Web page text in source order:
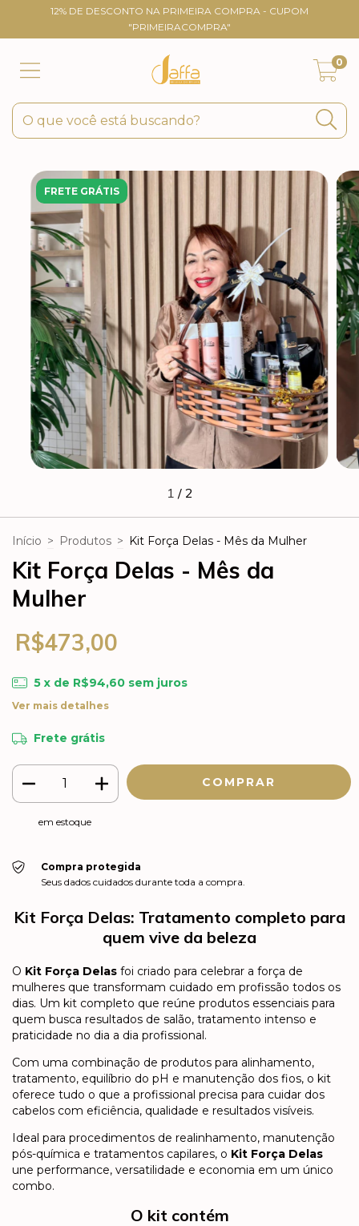
12% DE DESCONTO NA PRIMEIRA COMPRA - CUPOM
"PRIMEIRACOMPRA"
0
FRETE GRÁTIS
1 / 2
Início > Produtos > Kit Força Delas - Mês da Mulher
Kit Força Delas - Mês da
Mulher
R$473,00
5 x de R$94,60 sem juros
Ver mais detalhes
Frete grátis
em estoque
Compra protegida
Seus dados cuidados durante toda a compra.
Kit Força Delas: Tratamento completo para
quem vive da beleza
O Kit Força Delas foi criado para celebrar a força de
mulheres que transformam cuidado em profissão todos os
dias. Um kit completo que reúne produtos essenciais para
quem busca resultados de salão, tratamento intenso e
praticidade no dia a dia profissional.
Com uma combinação de produtos para alinhamento,
tratamento, equilíbrio do pH e manutenção dos fios, o kit
oferece tudo o que a profissional precisa para cuidar dos
cabelos com eficiência, qualidade e resultados visíveis.
Ideal para procedimentos de realinhamento, manutenção
pós-química e tratamentos capilares, o Kit Força Delas
une performance, versatilidade e economia em um único
combo.
O kit contém